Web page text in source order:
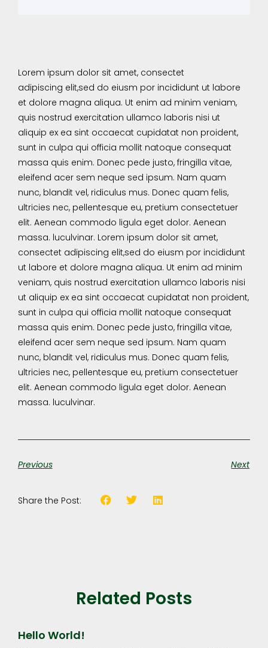
Lorem ipsum dolor sit amet, consectet
adipiscing elit,sed do eiusm por incididunt ut labore
et dolore magna aliqua. Ut enim ad minim veniam,
quis nostrud exercitation ullamco laboris nisi ut
aliquip ex ea sint occaecat cupidatat non proident,
sunt in culpa qui officia mollit natoque consequat
massa quis enim. Donec pede justo, fringilla vitae,
eleifend acer sem neque sed ipsum. Nam quam
nunc, blandit vel, ridiculus mus. Donec quam felis,
ultricies nec, pellentesque eu, pretium consectetuer
elit. Aenean commodo ligula eget dolor. Aenean
massa. luculvinar. Lorem ipsum dolor sit amet,
consectet adipiscing elit,sed do eiusm por incididunt
ut labore et dolore magna aliqua. Ut enim ad minim
veniam, quis nostrud exercitation ullamco laboris nisi
ut aliquip ex ea sint occaecat cupidatat non proident,
sunt in culpa qui officia mollit natoque consequat
massa quis enim. Donec pede justo, fringilla vitae,
eleifend acer sem neque sed ipsum. Nam quam
nunc, blandit vel, ridiculus mus. Donec quam felis,
ultricies nec, pellentesque eu, pretium consectetuer
elit. Aenean commodo ligula eget dolor. Aenean
massa. luculvinar.
Previous Next
Share the Post:
Related Posts
Hello World!